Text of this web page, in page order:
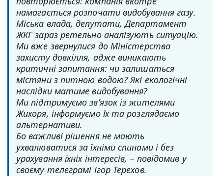
намагається розпочати видобування газу.
Міська влада, депутати, Департамент
ЖКГ зараз ретельно аналізують ситуацію.
Ми вже звернулися до Міністерства
захисту довкілля, адже виникають
критичні запитання: чи залишаться
містяни з питною водою? Які екологічні
наслідки матиме видобування?
Ми підтримуємо зв’язок із жителями
Жихоря, інформуємо їх та розглядаємо
альтернативи.
Бо важливі рішення не мають
ухвалюватися за їхніми спинами і без
урахування їхніх інтересів, – повідомив у
своєму телеграмі Ігор Терехов.